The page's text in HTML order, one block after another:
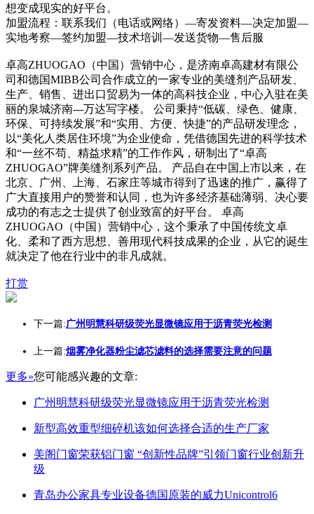
想变成现实的好平台。
加盟流程：联系我们（电话或网络）—寄发资料—决定加盟—
实地考察—签约加盟—技术培训—发送货物—售后服
卓高ZHUOGAO（中国）营销中心，是济南卓高建材有限公
司和德国MIBB公司合作成立的一家专业的美缝剂产品研发、
生产、销售、进出口贸易为一体的高科技企业，中心入驻在美
丽的泉城济南---万达写字楼。 公司秉持“低碳、绿色、健康、
环保、可持续发展”和“实用、方便、快捷”的产品研发理念，
以“美化人类居住环境”为企业使命，凭借德国先进的科学技术
和“一丝不苟、精益求精”的工作作风，研制出了“卓高
ZHUOGAO”牌美缝剂系列产品。 产品自在中国上市以来，在
北京、广州、上海、石家庄等城市得到了迅速的推广，赢得了
广大直接用户的赞誉和认同，也为许多经济基础薄弱、决心要
成功的有志之士提供了创业致富的好平台。 卓高
ZHUOGAO（中国）营销中心，这个秉承了中国传统文卓
化、柔和了西方思想、善用现代科技成果的企业，从它的诞生
就决定了他在行业中的非凡成就。
打赏
下一篇:广州明慧科研级荧光显微镜应用于沥青荧光检测
上一篇:烟雾净化器粉尘滤芯滤料的选择需要注意的问题
更多»您可能感兴趣的文章:
广州明慧科研级荧光显微镜应用于沥青荧光检测
新型高效重型细碎机该如何选择合适的生产厂家
美阁门窗荣获铝门窗 “创新性品牌”引领门窗行业创新升
级
青岛办公家具专业设备德国原装的威力Unicontrol6